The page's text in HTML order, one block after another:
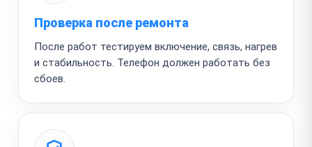
Проверка после ремонта
После работ тестируем включение, связь, нагрев
и стабильность. Телефон должен работать без
сбоев.